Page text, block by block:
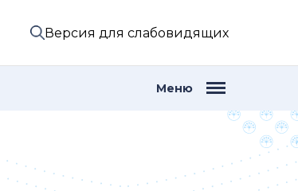
Версия для слабовидящих
Меню